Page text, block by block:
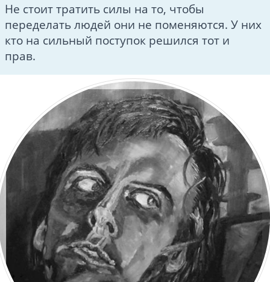
Не стоит тратить силы на то, чтобы
переделать людей они не поменяются. У них
кто на сильный поступок решился тот и
прав.